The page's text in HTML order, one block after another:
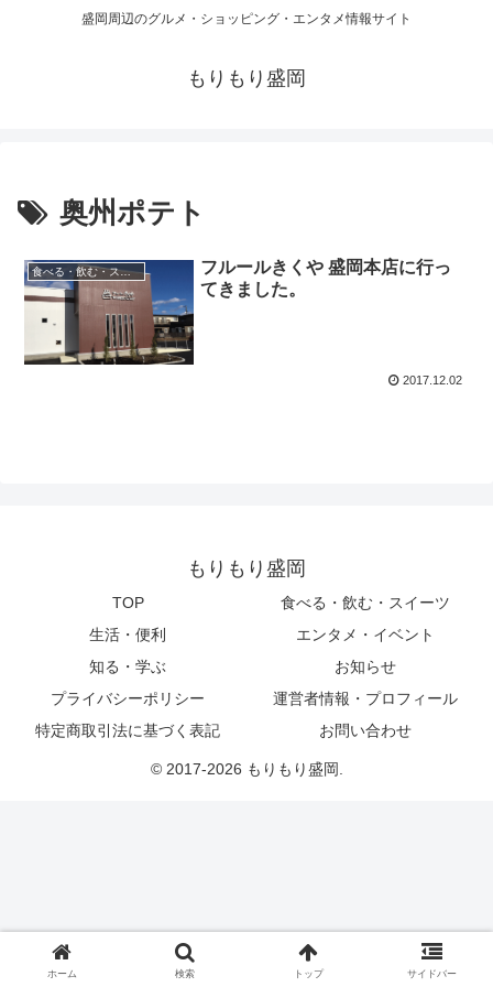
盛岡周辺のグルメ・ショッピング・エンタメ情報サイト
もりもり盛岡
奥州ポテト
食べる・飲む・スイーツ
フルールきくや 盛岡本店に行っ
てきました。
2017.12.02
もりもり盛岡
TOP
食べる・飲む・スイーツ
生活・便利
エンタメ・イベント
知る・学ぶ
お知らせ
プライバシーポリシー
運営者情報・プロフィール
特定商取引法に基づく表記
お問い合わせ
© 2017-2026 もりもり盛岡.
ホーム 検索 トップ サイドバー